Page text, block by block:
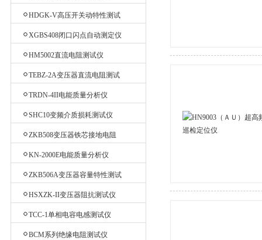
HDGK-V高压开关动特性测试
XGBS408闭口闪点自动测定仪
HM5002直流电阻测试仪
TEBZ-2A变压器直流电阻测试
TRDN-4II电能质量分析仪
SHC10变频介质损耗测试仪
ZKB508变压器铁芯接地电阻
KN-2000E电能质量分析仪
ZKB506A变压器容量特性测试
HSXZK-II变压器阻抗测试仪
TCC-1单相电容电感测试仪
BCM系列绝缘电阻测试仪